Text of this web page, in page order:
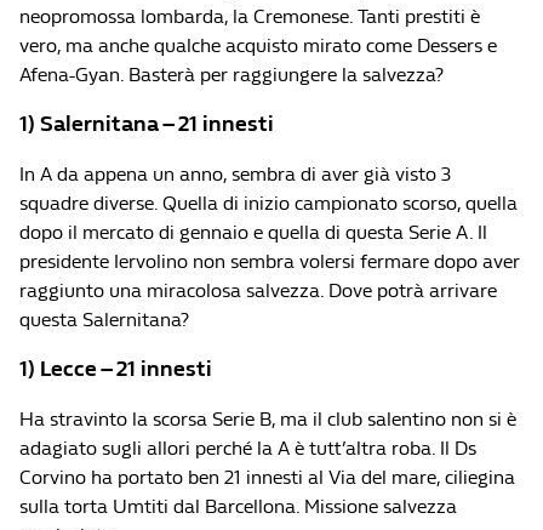
neopromossa lombarda, la Cremonese. Tanti prestiti è
vero, ma anche qualche acquisto mirato come Dessers e
Afena-Gyan. Basterà per raggiungere la salvezza?
1) Salernitana – 21 innesti
In A da appena un anno, sembra di aver già visto 3
squadre diverse. Quella di inizio campionato scorso, quella
dopo il mercato di gennaio e quella di questa Serie A. Il
presidente Iervolino non sembra volersi fermare dopo aver
raggiunto una miracolosa salvezza. Dove potrà arrivare
questa Salernitana?
1) Lecce – 21 innesti
Ha stravinto la scorsa Serie B, ma il club salentino non si è
adagiato sugli allori perché la A è tutt’altra roba. Il Ds
Corvino ha portato ben 21 innesti al Via del mare, ciliegina
sulla torta Umtiti dal Barcellona. Missione salvezza